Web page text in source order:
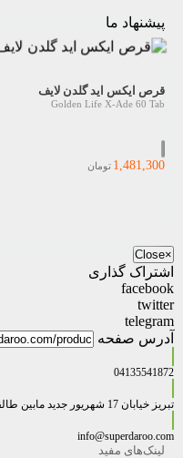
پیشنهاد ما
قرص ایکس اید گلدن لایف
Golden Life X-Ade 60 Tab
1,481,300 تومان
×
Close
اشتراک گذاری
facebook
twitter
telegram
آدرس صفحه
04135541872
تبریز خیابان 17 شهریور جدید مابین طالقانی وشریعتی مجتمع کسری داروخانه دکتر نایبی
info@superdaroo.com
لینک‌های مفید